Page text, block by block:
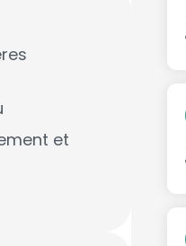
et